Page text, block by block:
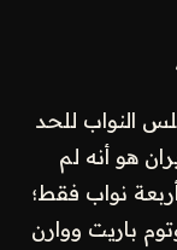
النواب للحد
هو أنه لم
نواب فقط؛
باريت ووارن